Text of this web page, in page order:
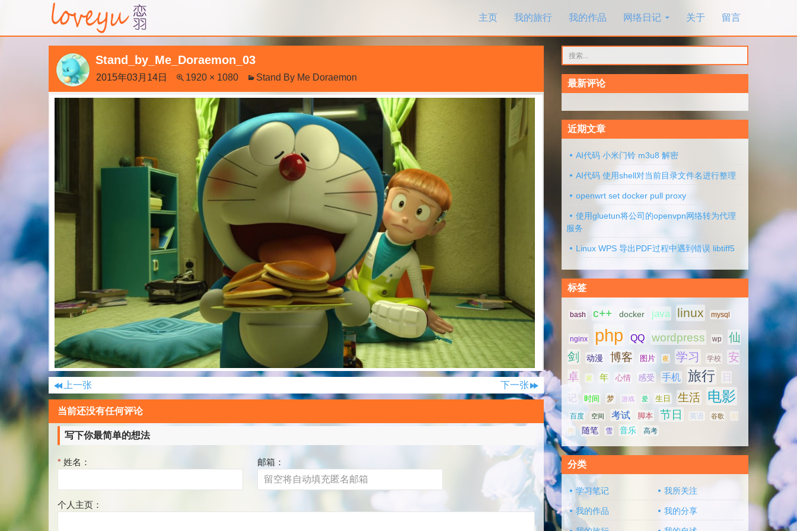
主页
我的旅行 我的作品 网络日记 关于 留言
Stand_by_Me_Doraemon_03
2015年03月14日 1920 × 1080 Stand By Me Doraemon
上一张 下一张
当前还没有任何评论
写下你最简单的想法
* 姓名： 邮箱：
个人主页：
索：
最新评论
近期文章
AI代码 小米门铃 m3u8 解密
AI代码 使用shell对当前目录文件名进行整理
openwrt set docker pull proxy
使用gluetun将公司的openvpn网络转为代理
服务
Linux WPS 导出PDF过程中遇到错误 libtiff5
标签
bash c++ docker java linux mysql
nginx php QQ wordpress wp
仙
剑
动漫 博客 图片 夜 学习 学校
安
卓
家 年 心情 感受 手机 旅行 日
记 时间 梦 游戏 爱 生日 生活 电影
百度 空间 考试 脚本 节日 英语 谷歌 邮
件 随笔 雪 音乐 高考
分类
学习笔记 我所关注
我的作品 我的分享